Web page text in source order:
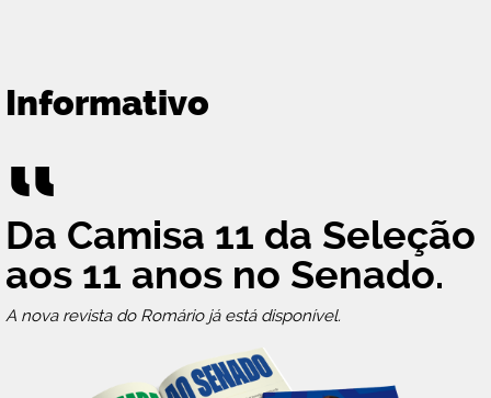
Informativo
“
Da Camisa 11 da Seleção
aos 11 anos no Senado.
A nova revista do Romário já está disponível.